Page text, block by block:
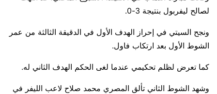
لصالح ليفربول بنتيجة 3-0.
ونجح السيتي في إحراز الهدف الأول في الدقيقة الثالثة من عمر
الشوط الأول بعد ارتكاب فاول.
كما تعرض لظلم تحكيمي عندما لغى الحكم الهدف الثاني له.
وشهد الشوط الثاني تألق المصري محمد صلاح لاعب الليفر في